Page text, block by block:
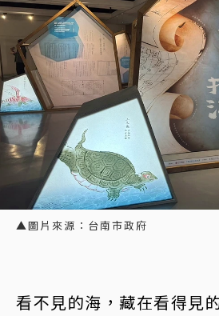
▲圖片來源：台南市政府
看不見的海，藏在看得見